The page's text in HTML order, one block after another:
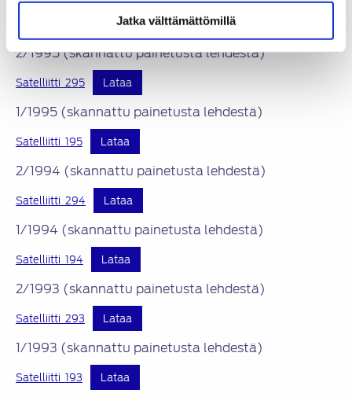
Jatka välttämättömillä
Lataa
2/1995 (skannattu painetusta lehdestä)
Satelliitti_295 Lataa
1/1995 (skannattu painetusta lehdestä)
Satelliitti_195 Lataa
2/1994 (skannattu painetusta lehdestä)
Satelliitti_294 Lataa
1/1994 (skannattu painetusta lehdestä)
Satelliitti_194 Lataa
2/1993 (skannattu painetusta lehdestä)
Satelliitti_293 Lataa
1/1993 (skannattu painetusta lehdestä)
Satelliitti_193 Lataa